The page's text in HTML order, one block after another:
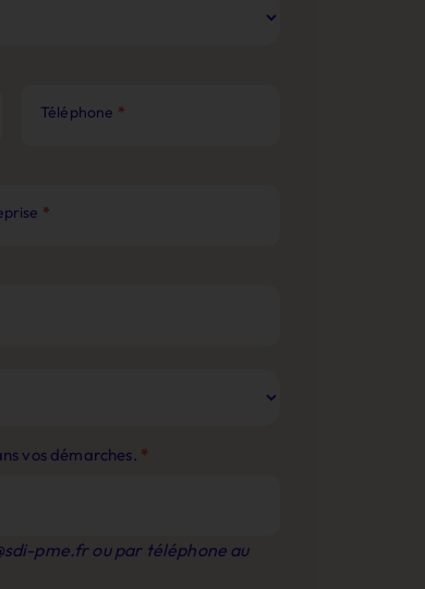
Téléphone *
*
vos démarches. *
pme.frou par téléphone au